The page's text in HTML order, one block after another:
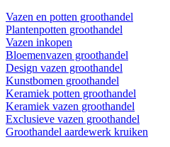
Vazen en potten groothandel
Plantenpotten groothandel
Vazen inkopen
Bloemenvazen groothandel
Design vazen groothandel
Kunstbomen groothandel
Keramiek potten groothandel
Keramiek vazen groothandel
Exclusieve vazen groothandel
Groothandel aardewerk kruiken